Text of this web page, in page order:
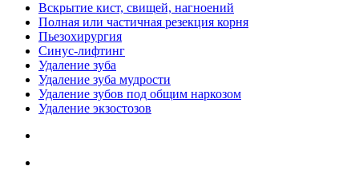
Вскрытие кист, свищей, нагноений
Полная или частичная резекция корня
Пьезохирургия
Синус-лифтинг
Удаление зуба
Удаление зуба мудрости
Удаление зубов под общим наркозом
Удаление экзостозов